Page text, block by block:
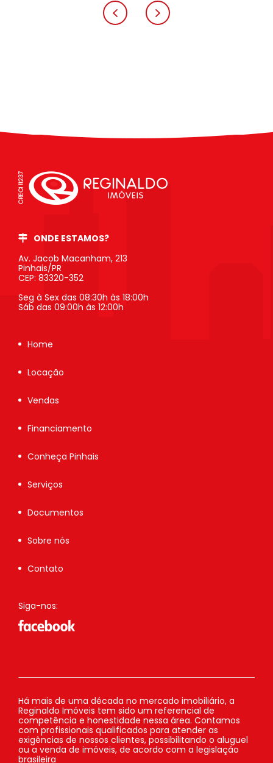
ONDE ESTAMOS?
Av. Jacob Macanham, 213
Pinhais/PR
CEP: 83320-352
Seg à Sex das 08:30h às 18:00h
Sáb das 09:00h às 12:00h
Home
Locação
Vendas
Financiamento
Conheça Pinhais
Serviços
Documentos
Sobre nós
Contato
Siga-nos:
Há mais de uma década no mercado imobiliário, a
Reginaldo Imóveis tem sido um referencial de
competência e honestidade nessa área. Contamos
com profissionais qualificados para atender as
exigências de nossos clientes, possibilitando o aluguel
ou a venda de imóveis, de acordo com a legislação
brasileira